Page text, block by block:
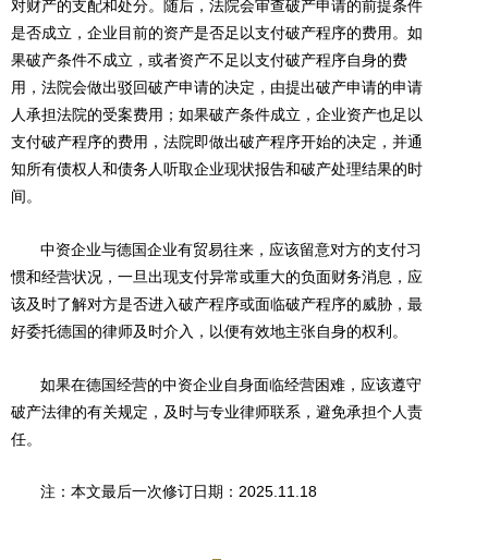
对财产的支配和处分。随后，法院会审查破产申请的前提条件
是否成立，企业目前的资产是否足以支付破产程序的费用。如
果破产条件不成立，或者资产不足以支付破产程序自身的费
用，法院会做出驳回破产申请的决定，由提出破产申请的申请
人承担法院的受案费用；如果破产条件成立，企业资产也足以
支付破产程序的费用，法院即做出破产程序开始的决定，并通
知所有债权人和债务人听取企业现状报告和破产处理结果的时
间。
中资企业与德国企业有贸易往来，应该留意对方的支付习
惯和经营状况，一旦出现支付异常或重大的负面财务消息，应
该及时了解对方是否进入破产程序或面临破产程序的威胁，最
好委托德国的律师及时介入，以便有效地主张自身的权利。
如果在德国经营的中资企业自身面临经营困难，应该遵守
破产法律的有关规定，及时与专业律师联系，避免承担个人责
任。
注：本文最后一次修订日期：2025.11.18